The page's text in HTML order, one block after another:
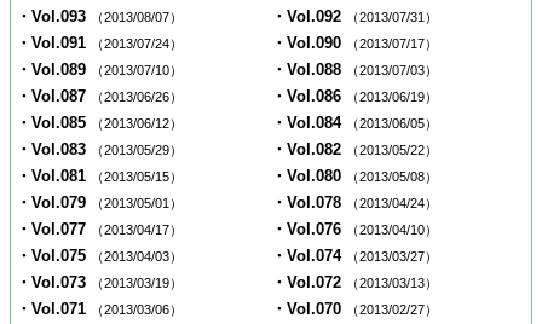
・Vol.093 （2013/08/07） ・Vol.092 （2013/07/31）
・Vol.091 （2013/07/24） ・Vol.090 （2013/07/17）
・Vol.089 （2013/07/10） ・Vol.088 （2013/07/03）
・Vol.087 （2013/06/26） ・Vol.086 （2013/06/19）
・Vol.085 （2013/06/12） ・Vol.084 （2013/06/05）
・Vol.083 （2013/05/29） ・Vol.082 （2013/05/22）
・Vol.081 （2013/05/15） ・Vol.080 （2013/05/08）
・Vol.079 （2013/05/01） ・Vol.078 （2013/04/24）
・Vol.077 （2013/04/17） ・Vol.076 （2013/04/10）
・Vol.075 （2013/04/03） ・Vol.074 （2013/03/27）
・Vol.073 （2013/03/19） ・Vol.072 （2013/03/13）
・Vol.071 （2013/03/06） ・Vol.070 （2013/02/27）